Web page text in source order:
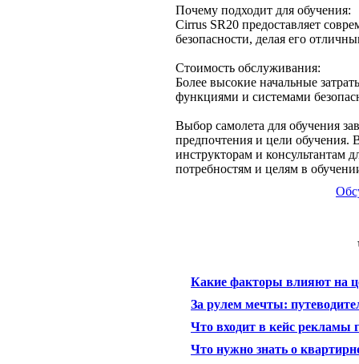
Почему подходит для обучения:
Cirrus SR20 предоставляет
безопасности, делая его
Стоимость обслуживания:
Более высокие начальные
функциями и системами
Выбор самолета для обучения
предпочтения и цели обучения.
инструкторам и консультантам
потребностям и целям в
Какие факторы влияют на
За рулем мечты:
Что входит в кейс рекламы
Что нужно знать о